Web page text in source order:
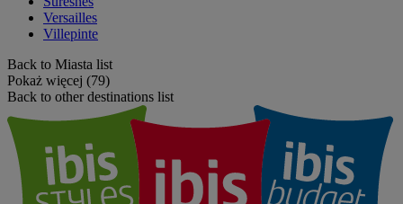
Versailles
Villepinte
Back to Miasta list
Pokaż więcej (79)
Back to other destinations list